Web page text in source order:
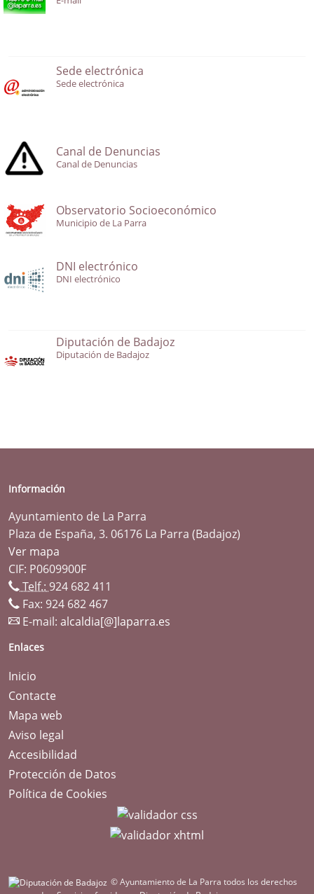
Sede electrónica
Sede electrónica
Canal de Denuncias
Canal de Denuncias
Observatorio Socioeconómico
Municipio de La Parra
DNI electrónico
DNI electrónico
Diputación de Badajoz
Diputación de Badajoz
Información
Ayuntamiento de La Parra
Plaza de España, 3. 06176 La Parra (Badajoz)
Ver mapa
CIF: P0609900F
Telf.: 924 682 411
Fax: 924 682 467
E-mail: alcaldia[@]laparra.es
Enlaces
Inicio
Contacte
Mapa web
Aviso legal
Accesibilidad
Protección de Datos
Política de Cookies
© Ayuntamiento de La Parra todos los derechos